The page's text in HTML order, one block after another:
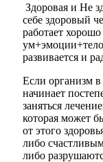
Здоровая и Не
себе здоровый
работает
развивается и
Если организм в
начинает
заняться
которая может
от этого
либо
либо